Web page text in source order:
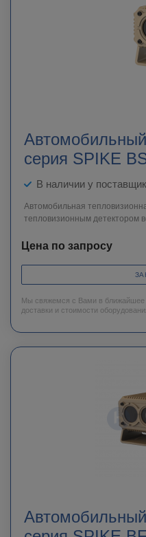
серия SPIKE
В наличии у
Автомобильная
тепловизионным детектором
Цена по запросу
Мы свяжемся с Вами в ближайшее
доставки и стоимости